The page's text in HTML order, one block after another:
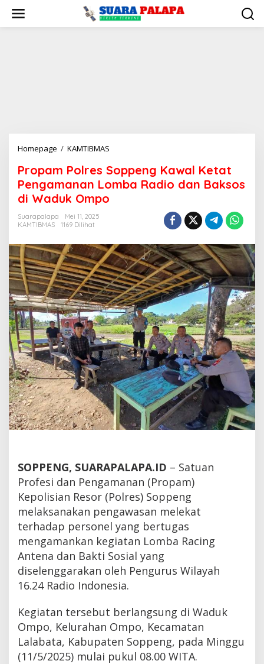
konten
Homepage / KAMTIBMAS
Soppeng
Kawal
dan
Baksos
di
Waduk
Ompo
Propam Polres Soppeng Kawal Ketat
Pengamanan Lomba Radio dan Baksos
di Waduk Ompo
Suarapalapa
Mei 11, 2025
KAMTIBMAS
1169 Dilihat
SOPPENG, SUARAPALAPA.ID – Satuan
Profesi dan Pengamanan (Propam)
Kepolisian Resor (Polres) Soppeng
melaksanakan pengawasan melekat
terhadap personel yang bertugas
mengamankan kegiatan Lomba Racing
Antena dan Bakti Sosial yang
diselenggarakan oleh Pengurus Wilayah
16.24 Radio Indonesia.
Kegiatan tersebut berlangsung di Waduk
Ompo, Kelurahan Ompo, Kecamatan
Lalabata, Kabupaten Soppeng, pada Minggu
(11/5/2025) mulai pukul 08.00 WITA.